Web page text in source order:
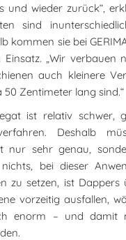
und wieder zurück“,
sind
kommen sie bei
Einsatz. „Wir verbauen
auch kleinere
50 Zentimeter lang sind.“
ist relativ schwer,
Deshalb
nur sehr genau,
bei dieser
zu setzen, ist Dappers
vorzeitig ausfallen,
enorm – und damit